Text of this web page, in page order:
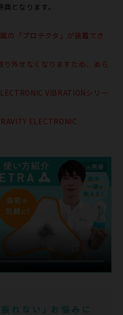
となります。
の「プロテクタ」が装着でき
外せなくなりますため、あら
VIBRATIONシリー
ELECTRONIC